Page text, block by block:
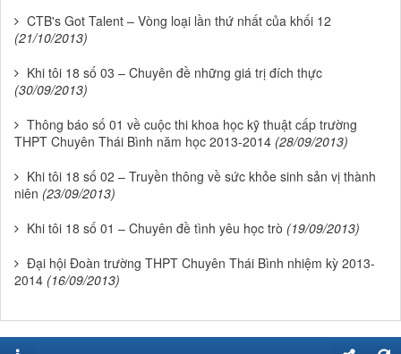
CTB's Got Talent – Vòng loại lần thứ nhất của khối 12
(21/10/2013)
Khi tôi 18 số 03 – Chuyên đề những giá trị đích thực
(30/09/2013)
Thông báo số 01 về cuộc thi khoa học kỹ thuật cấp trường
THPT Chuyên Thái Bình năm học 2013-2014 (28/09/2013)
Khi tôi 18 số 02 – Truyền thông về sức khỏe sinh sản vị thành
niên (23/09/2013)
Khi tôi 18 số 01 – Chuyên đề tình yêu học trò (19/09/2013)
Đại hội Đoàn trường THPT Chuyên Thái Bình nhiệm kỳ 2013-
2014 (16/09/2013)